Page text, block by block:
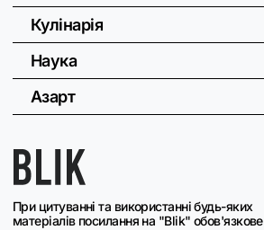
При цитуванні та використанні будь-яких
матеріалів посилання на "Blik" обов'язкове
Кулінарія
Наука
Азарт